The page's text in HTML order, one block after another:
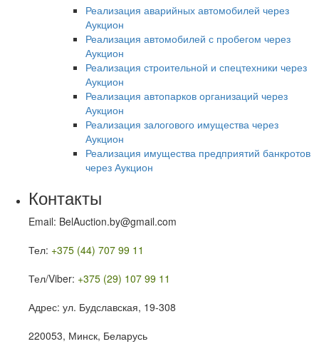
Реализация аварийных автомобилей через
Аукцион
Реализация автомобилей с пробегом через
Аукцион
Реализация строительной и спецтехники через
Аукцион
Реализация автопарков организаций через
Аукцион
Реализация залогового имущества через
Аукцион
Реализация имущества предприятий банкротов
через Аукцион
Контакты
Email: BelAuction.by@gmail.com
Тел: +375 (44) 707 99 11
Тел/Viber: +375 (29) 107 99 11
Адрес: ул. Будславская, 19-308
220053, Минск, Беларусь